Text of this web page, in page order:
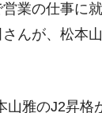
業の仕事に
んが、松本
山雅のJ2昇格